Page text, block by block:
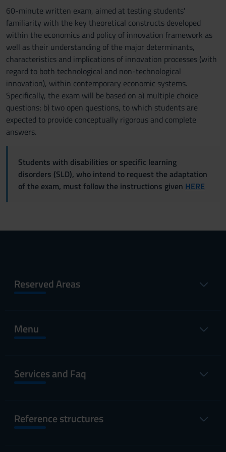
60-minute written exam, aimed at testing students'
familiarity with the key theoretical constructs developed
within the economics and policy of innovation framework as
well as their understanding of the major determinants,
characteristics and implications of innovation processes (with
regard to both technological and non-technological
innovation), within contemporary economic systems.
Specifically, the exam will be based on a) multiple choice
questions; b) two open questions, to which students are
expected to provide conceptually rigorous and complete
answers.
Students with disabilities or specific learning
disorders (SLD), who intend to request the adaptation
of the exam, must follow the instructions given HERE
Reserved Areas
Menu
Services and Faq
Reference structures